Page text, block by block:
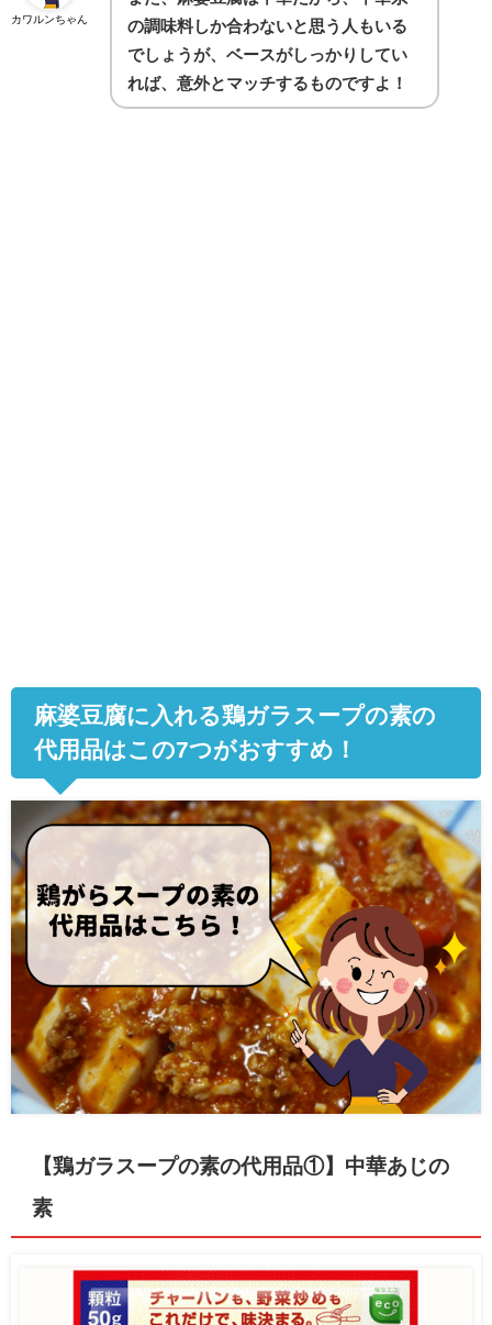
カワルンちゃん
の調味料しか合わないと思う人もいる
でしょうが、ベースがしっかりしてい
れば、意外とマッチするものですよ！
麻婆豆腐に入れる鶏ガラスープの素の
代用品はこの7つがおすすめ！
【鶏ガラスープの素の代用品①】中華あじの
素